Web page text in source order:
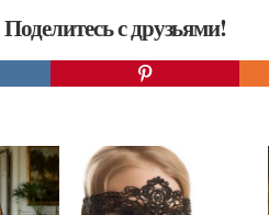
с друзьями!